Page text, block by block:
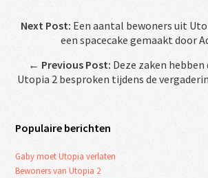
Next Post: Een aantal bewoners uit
een spacecake gemaakt door
← Previous Post: Deze zaken
Utopia 2 besproken tijdens de
Populaire berichten
Gaby moet Utopia verlaten
Bewoners van Utopia 2